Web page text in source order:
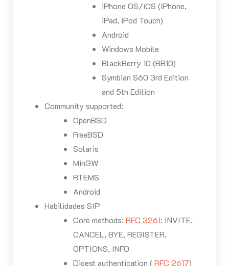
iPhone OS/iOS (iPhone,
iPad, iPod Touch)
Android
Windows Mobile
BlackBerry 10 (BB10)
Symbian S60 3rd Edition
and 5th Edition
Community supported:
OpenBSD
FreeBSD
Solaris
MinGW
RTEMS
Android
Habilidades SIP
Core methods: RFC 3261: INVITE,
CANCEL, BYE, REGISTER,
OPTIONS, INFO
Digest authentication ( RFC 2617)